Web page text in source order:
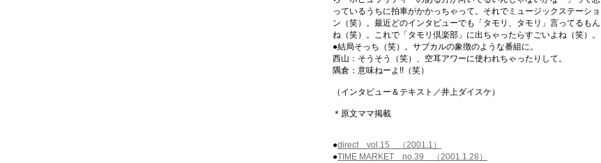
っているうちに拍車がかかっちゃって。それでミュージックステーショ
ン（笑）。最近どのインタビューでも「タモリ、タモリ」言ってるもん
ね（笑）。これで「タモリ倶楽部」に出ちゃったらすごいよね（笑）。
●結局そっち（笑）。サブカルの象徴のような番組に。
西山：そうそう（笑）、空耳アワーに使われちゃったりして。
隅倉：意味ねーよ!!（笑）
（インタビュー＆テキスト／井上ダイスケ）
＊原文ママ掲載
●direct vol.15 （2001.1）
●TIME MARKET no.39 （2001.1.28）